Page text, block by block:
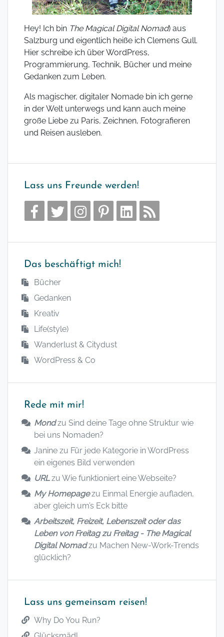
Hey! Ich bin The Magical Digital Nomad) aus
Salzburg und eigentlich heiße ich Clemens Gull.
Hier schreibe ich über WordPress,
Programmierung, Technik, Bücher und meine
Gedanken zum Leben.
Als magischer, digitaler Nomade bin ich gerne
in der Welt unterwegs und kann auch meine
große Liebe zu Paris, Zeichnen, Fotografieren
und Reisen ausleben.
Lass uns Freunde werden!
Das beschäftigt mich!
Bücher
Gedanken
Kreativ
Life(style)
Wanderlust & Citydust
WordPress & Co
Rede mit mir!
Mondzu Sind deine Tage ohne Struktur wie
bei uns Nomaden?
Janine zu Für jede Kategorie in WordPress
ein eigenes Bild verwenden
URLzu Wie funktioniert eine Webseite?
My Homepagezu Einmal Energie aufladen,
aber gleich um’s Eck bitte
Arbeitszeit, Freizeit, Lebenszeit oder das
Leben von Freitag zu Freitag - The Magical
Digital Nomadzu Machen New-Work-Trends
glücklich?
Lass uns gemeinsam reisen!
Why Do You Run?